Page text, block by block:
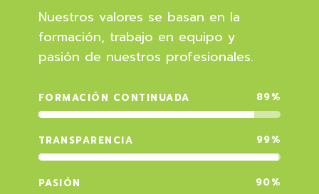
Nuestros valores se basan en la
formación, trabajo en equipo y
pasión de nuestros profesionales.
FORMACIÓN CONTINUADA 89%
TRANSPARENCIA 99%
PASIÓN 90%